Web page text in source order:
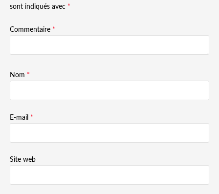
sont indiqués avec *
Commentaire *
Nom *
E-mail *
Site web